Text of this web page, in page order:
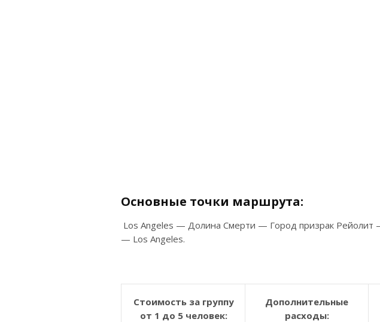
Основные точки маршрута:
Los Angeles — Долина Смерти — Город призрак Рейолит
— Los Angeles.
Стоимость за группу
от 1 до 5 человек:
Дополнительные
расходы: